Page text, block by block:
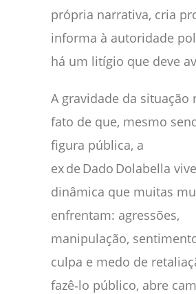
própria narrativa, cria
informa à autoridade
há um litígio que deve
A gravidade da situação
fato de que, mesmo
figura pública, a
ex de Dado Dolabella
dinâmica que muitas
enfrentam: agressões,
manipulação,
culpa e medo de
fazê‑lo público, abre